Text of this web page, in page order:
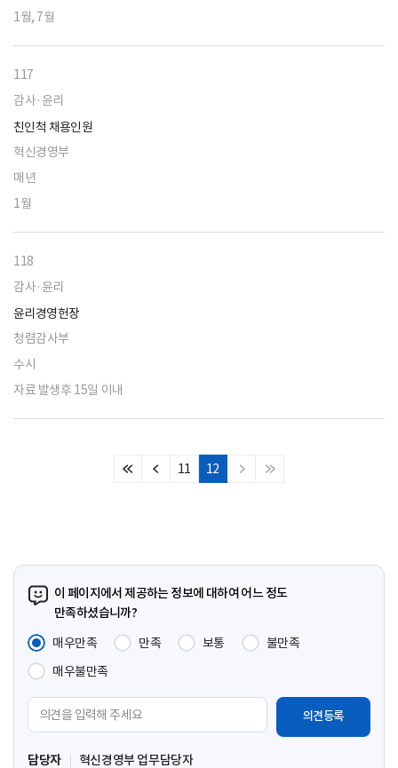
1월, 7월
117
감사·윤리
친인척 채용인원
혁신경영부
매년
1월
118
감사·윤리
윤리경영헌장
청렴감사부
수시
자료 발생후 15일 이내
처
이
11 12
다
마
이 페이지에서 제공하는 정보에 대하여 어느 정도
만족하셨습니까?
매우만족
만족 보통
불만족
매우불만족
견
입
담당자 혁신경영부 업무담당자